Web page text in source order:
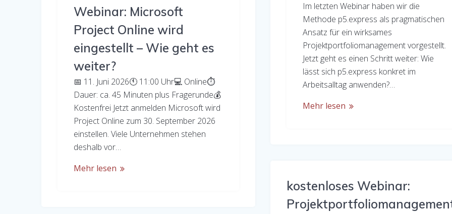
Webinar: Microsoft
Project Online wird
eingestellt – Wie geht es
weiter?
📅 11. Juni 2026🕚 11:00 Uhr💻 Online⏱
Dauer: ca. 45 Minuten plus Fragerunde💰
Kostenfrei Jetzt anmelden Microsoft wird
Project Online zum 30. September 2026
einstellen. Viele Unternehmen stehen
deshalb vor…
Mehr lesen
Im letzten Webinar haben wir die
Methode p5.express als pragmatischen
Ansatz für ein wirksames
Projektportfoliomanagement vorgestellt.
Jetzt geht es einen Schritt weiter: Wie
lässt sich p5.express konkret im
Arbeitsalltag anwenden?…
Mehr lesen
kostenloses Webinar: